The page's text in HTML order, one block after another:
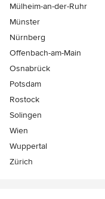
Mülheim-an-der-Ruhr
Münster
Nürnberg
Offenbach-am-Main
Osnabrück
Potsdam
Rostock
Solingen
Wien
Wuppertal
Zürich